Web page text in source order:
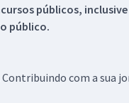
públicos,
público.
com a sua